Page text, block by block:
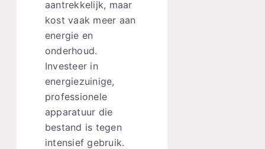
aantrekkelijk, maar
kost vaak meer aan
energie en
onderhoud.
Investeer in
energiezuinige,
professionele
apparatuur die
bestand is tegen
intensief gebruik.